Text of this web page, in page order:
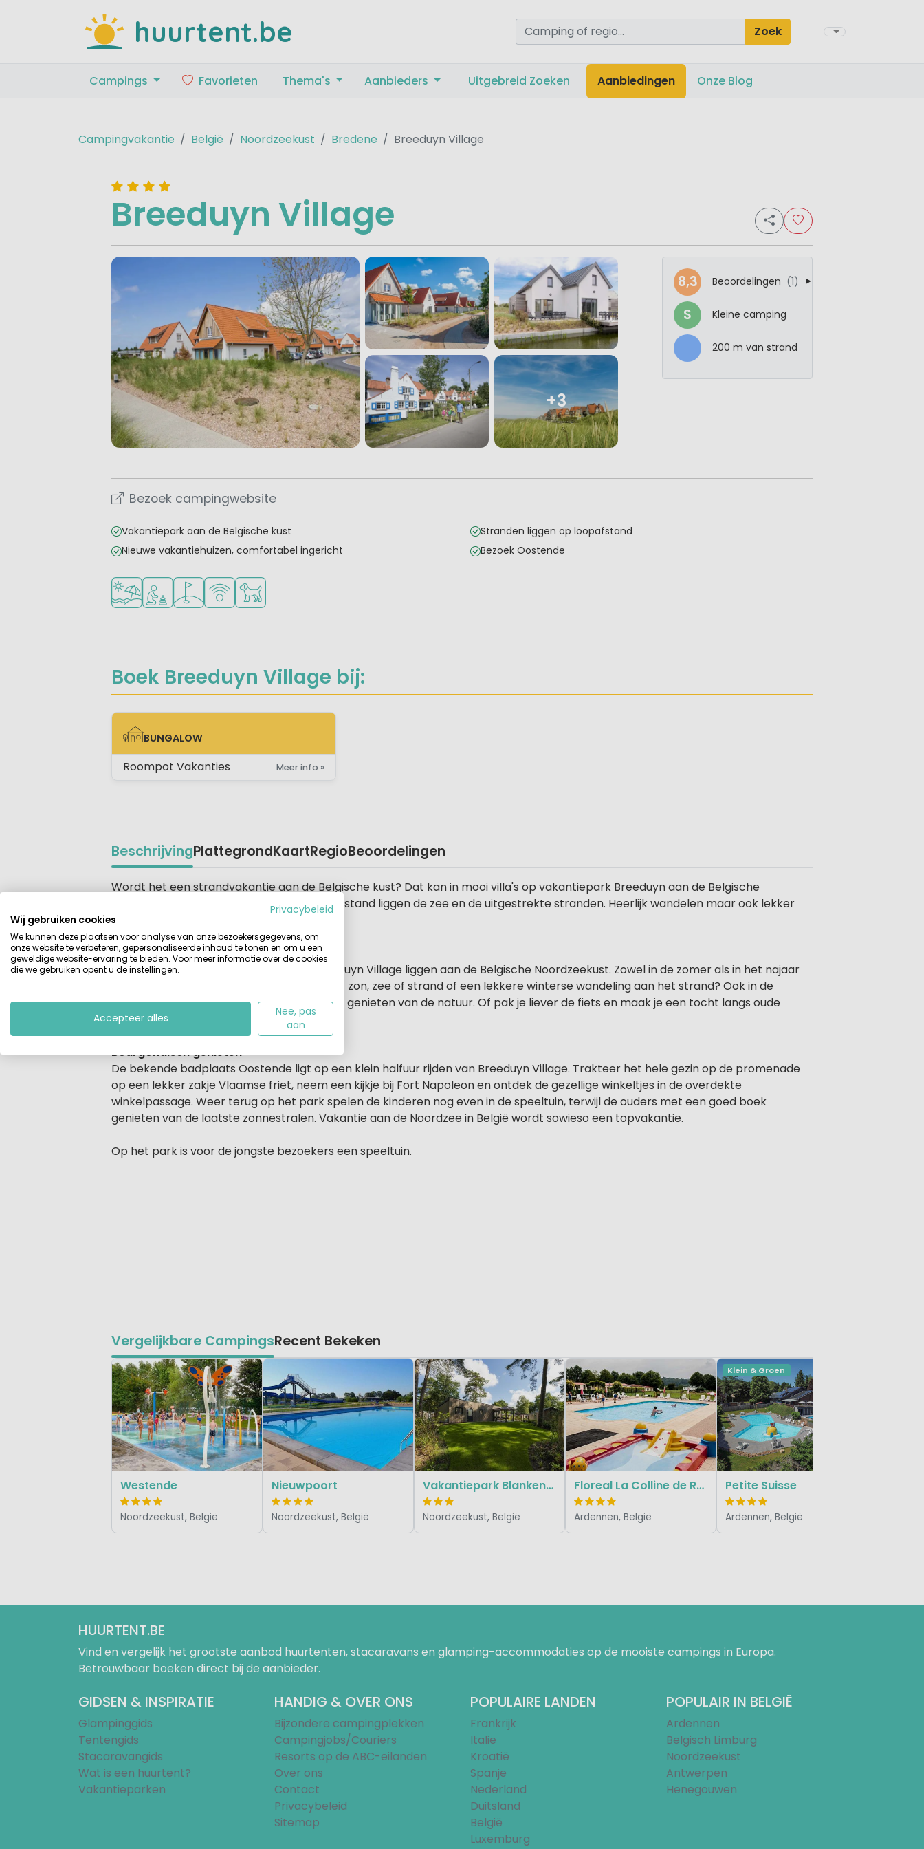
huurtent.be Zoek
Campings Favorieten Thema's Aanbieders Uitgebreid Zoeken Aanbiedingen Onze Blog
Campingvakantie België Noordzeekust Bredene Breeduyn Village
Breeduyn Village
+3
8,3 Beoordelingen (1)
S Kleine camping
200 m van strand
Bezoek campingwebsite
Vakantiepark aan de Belgische kust
Nieuwe vakantiehuizen, comfortabel ingericht
Stranden liggen op loopafstand
Bezoek Oostende
Ligt bij strand en zee
Aanbevolen voor jonge kinderen
Golfbaan in de buurt
WiFi beschikbaar
Huisdieren toegestaan
Boek Breeduyn Village bij:
BUNGALOW
BUNGALOW
Roompot Vakanties Meer info »
BeschrijvingPlattegrondKaartRegioBeoordelingen
Beschrijving
Wordt het een strandvakantie aan de Belgische kust? Dat kan in mooi villa's op vakantiepark Breeduyn aan de Belgische
Noordzeekust. Op slechts 5 minuten loopafstand liggen de zee en de uitgestrekte stranden. Heerlijk wandelen maar ook lekker
relaxen en genieten van de zon.
Vakantie aan de Belgische kust
De luxe bungalows van vakantiepark Breeduyn Village liggen aan de Belgische Noordzeekust. Zowel in de zomer als in het najaar
zul je het hier naar je zin hebben. Wordt het zon, zee of strand of een lekkere winterse wandeling aan het strand? Ook in de
duingebieden kun je eindeloos wandelen en genieten van de natuur. Of pak je liever de fiets en maak je een tocht langs oude
kastelen en pittoreske dorpjes?
Bourgondisch genieten
De bekende badplaats Oostende ligt op een klein halfuur rijden van Breeduyn Village. Trakteer het hele gezin op de promenade
op een lekker zakje Vlaamse friet, neem een kijkje bij Fort Napoleon en ontdek de gezellige winkeltjes in de overdekte
winkelpassage. Weer terug op het park spelen de kinderen nog even in de speeltuin, terwijl de ouders met een goed boek
genieten van de laatste zonnestralen. Vakantie aan de Noordzee in België wordt sowieso een topvakantie.
Op het park is voor de jongste bezoekers een speeltuin.
Vergelijkbare CampingsRecent Bekeken
Westende
Noordzeekust, België
Nieuwpoort
Noordzeekust, België
Vakantiepark Blankenberger Duinen
Noordzeekust, België
Floreal La Colline de Rabais
Ardennen, België
Klein & Groen
Petite Suisse
Ardennen, België
HUURTENT.BE
Vind en vergelijk het grootste aanbod huurtenten, stacaravans en glamping-accommodaties op de mooiste campings in Europa.
Betrouwbaar boeken direct bij de aanbieder.
GIDSEN & INSPIRATIE
Glampinggids
Tentengids
Stacaravangids
Wat is een huurtent?
Vakantieparken
HANDIG & OVER ONS
Bijzondere campingplekken
Campingjobs/Couriers
Resorts op de ABC-eilanden
Over ons
Contact
Privacybeleid
Sitemap
POPULAIRE LANDEN
Frankrijk
Italië
Kroatië
Spanje
Nederland
Duitsland
België
Luxemburg
POPULAIR IN BELGIË
Ardennen
Belgisch Limburg
Noordzeekust
Antwerpen
Henegouwen
Privacybeleid
Wij gebruiken cookies
We kunnen deze plaatsen voor analyse van onze bezoekersgegevens, om
onze website te verbeteren, gepersonaliseerde inhoud te tonen en om u een
geweldige website-ervaring te bieden. Voor meer informatie over de cookies
die we gebruiken opent u de instellingen.
Accepteer alles
Nee, pas
aan